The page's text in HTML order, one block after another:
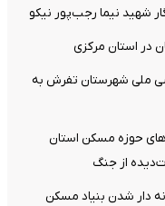
شهید نیما رجب‌پور نیکو
مترمربع از اراضی ملی شهرستان تفرش به
حوزه مسکن استان
از جنگ
دار شدن بنیاد مسکن